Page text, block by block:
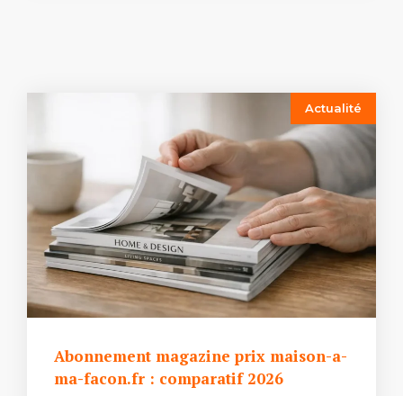
Actualité
Abonnement magazine prix maison-a-
ma-facon.fr : comparatif 2026